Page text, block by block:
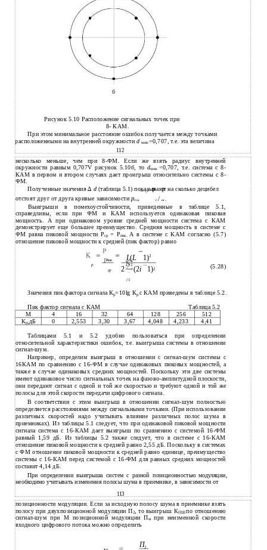
б
Рисунок 5.10 Расположение сигнальных точек при
8- КАМ.
При этом минимальное расстояние ошибок получается между точками
расположенными на внутренней окружности dмин=0,707, т.е. эта величина
112
несколько меньше, чем при 8-ФМ. Если же взять радиус внутренней
окружности равным 0,707V рисунок 5.10б, то dмин =0,707, т.е. система с 8-
КАМ в первом и втором случаях дает проигрыш относительно системы с 8-
ФМ.
Полученные значения ∆ d (таблица 5.1) показывают на сколько децибел
отстоят друг от друга кривые зависимости pош с/ш.
Выигрыши в помехоустойчивости, приведенные в таблице 5.1,
справедливы, если при ФМ и КАМ используется одинаковая пиковая
мощность. А при одинаковом уровне средней мощности система с КАМ
демонстрирует еще большее преимущество. Средняя мощность в системе с
ФМ равна пиковой мощности Рср = Рпик. А в системе с КАМ согласно (5.7)
отношение пиковой мощности к средней (пик фактор) равно
пик L(L 1)2
р L/ 2 (5.28)
ср 2 (2i 1)2
i 1
Значения пик фактора сигнала Кр=10lg Крс КАМ приведены в таблице 5.2.
Пик фактор сигнала с КАМ
Таблица 5.2
М 4 16 32 64 128 256 512
Кр,дБ 0 2,553 3,30 3,67 4,048 4,233 4,41
Таблицами 5.1 и 5.2 удобно пользоваться при определении
относительной характеристики ошибок, т.е. выигрыша системы в отношении
сигнал-шум.
Например, определим выигрыш в отношении с сигнал-шум системы с
16КАМ по сравнению с 16-ФМ в случае одинаковых пиковых мощностей, а
также в случае одинаковых средних мощностей. Поскольку эти две системы
имеют одинаковое число сигнальных точек на фазово-амплитудной плоскости,
они передают сигнал с одной и той же скоростью и требуют одной и той же
полосы для этой скорости передачи цифрового сигнала.
В соответствии с этим выигрыш в отношении сигнал-шум полностью
определяется расстояниями между сигнальными точками. (При использовании
различных скоростей надо учитывать влияние различных полос шума в
приемниках). Из таблицы 5.1 следует, что при одинаковой пиковой мощности
сигнала система с 16-КАМ дает выигрыш по сравнению с системой 16-ФМ
равный 1,59 дБ. Из таблицы 5.2 также следует, что в системе с 16-КАМ
отношение пиковой мощности к средней равно 2,55 дБ. Поскольку в системах
с ФМ отношение пиковой мощности к средней равно единице, преимущество
системы с 16-КАМ перед системой с 16-ФМ для равных средних мощностей
составит 4,14 дБ.
При определении выигрыша систем с разной позиционностью модуляции,
необходимо учитывать изменения полосы шума в приемнике, в зависимости от
113
позиционности модуляции. Если за исходную полосу шума в приемнике взять
полосу при двухпозиционной модуляции П2 , то выигрыш КПШпо отношению
сигнал-шум при М позиционной модуляции Пмпри неизменной скорости
входного цифрового потока можно определить
П2